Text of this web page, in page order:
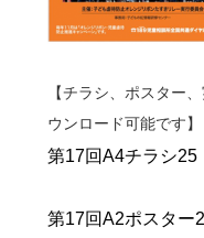
【チラシ、ポスター
ウンロード可能です】
第17回A4チラシ25
第17回A2ポスター